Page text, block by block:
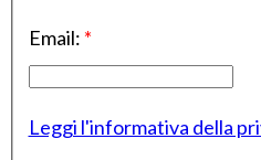
Email: *
Leggi l'informativa della